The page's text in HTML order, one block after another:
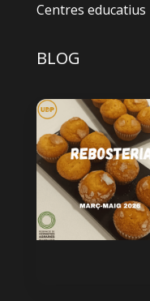
Centres educatius
BLOG